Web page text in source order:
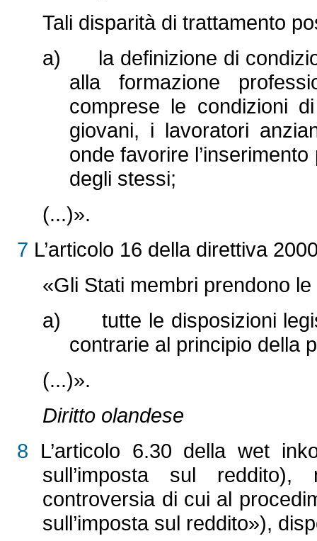
Tali disparità di trattamento
a) la definizione di
alla formazione
comprese le condizioni
giovani, i lavoratori
onde favorire
degli stessi;
(...)».
7 L’articolo 16 della direttiva
«Gli Stati membri prendono
a) tutte le disposizioni
contrarie al principio della
(...)».
Diritto olandese
8 L’articolo 6.30 della wet
sull’imposta sul
controversia di cui al
sull’imposta sul reddito»),